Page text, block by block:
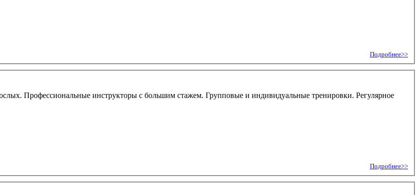
Подробнее>>
Профессиональные инструкторы с большим стажем. Групповые и индивидуальные тренировки. Регулярное
Подробнее>>